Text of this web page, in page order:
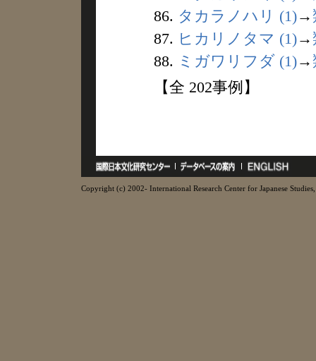
86. タカラノハリ (1)→
87. ヒカリノタマ (1)→
88. ミガワリフダ (1)→
【全 202事例】
Copyright (c) 2002- International Research Center for Japanese